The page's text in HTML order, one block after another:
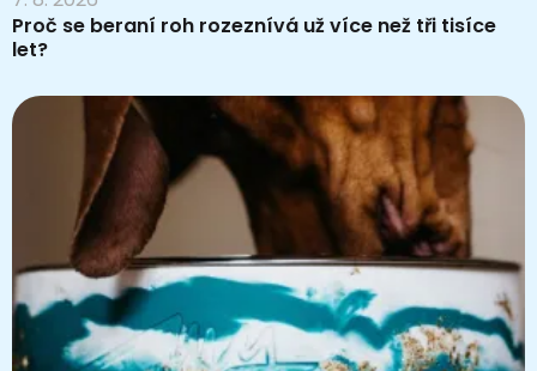
Proč se beraní roh rozeznívá už více než tři tisíce
let?